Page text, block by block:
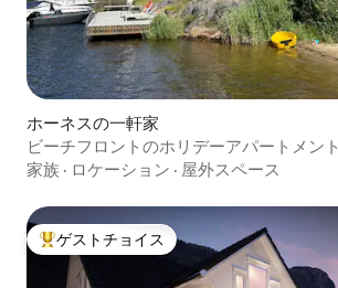
ホーネスの一軒家
ビーチフロントのホリデーアパートメント
家族 · ロケーション · 屋外スペース
大好評のゲストチョイスです。
ゲストチョイス